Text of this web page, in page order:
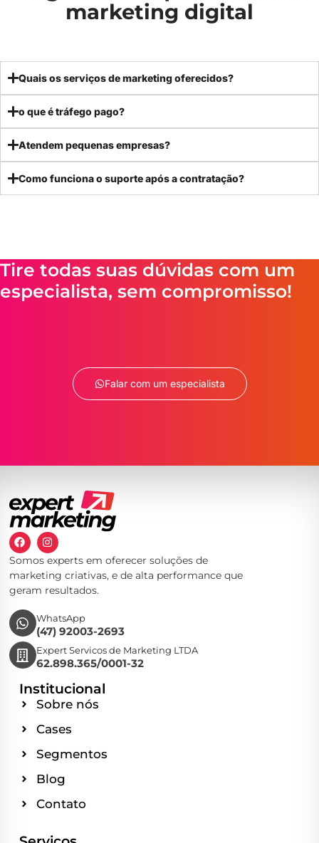
marketing digital
Quais os serviços de marketing oferecidos?
o que é tráfego pago?
Atendem pequenas empresas?
Como funciona o suporte após a contratação?
Tire todas suas dúvidas com um
especialista, sem compromisso!
Falar com um especialista
Somos experts em oferecer soluções de
marketing criativas, e de alta performance que
geram resultados.
WhatsApp
(47) 92003-2693
Expert Servicos de Marketing LTDA
62.898.365/0001-32
Institucional
Sobre nós
Cases
Segmentos
Blog
Contato